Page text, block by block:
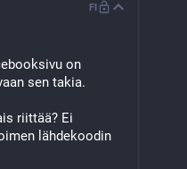
FI
on
sen takia.
riittää? Ei
lähdekoodin